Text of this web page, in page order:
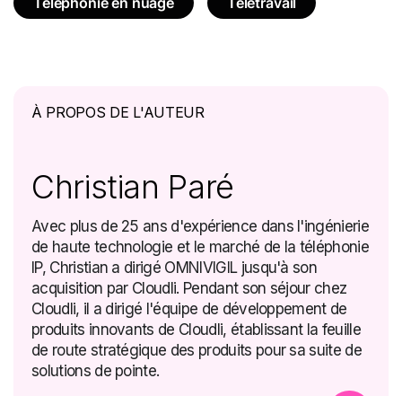
À PROPOS DE L'AUTEUR
Christian Paré
Avec plus de 25 ans d'expérience dans l'ingénierie
de haute technologie et le marché de la téléphonie
IP, Christian a dirigé OMNIVIGIL jusqu'à son
acquisition par Cloudli. Pendant son séjour chez
Cloudli, il a dirigé l'équipe de développement de
produits innovants de Cloudli, établissant la feuille
de route stratégique des produits pour sa suite de
solutions de pointe.